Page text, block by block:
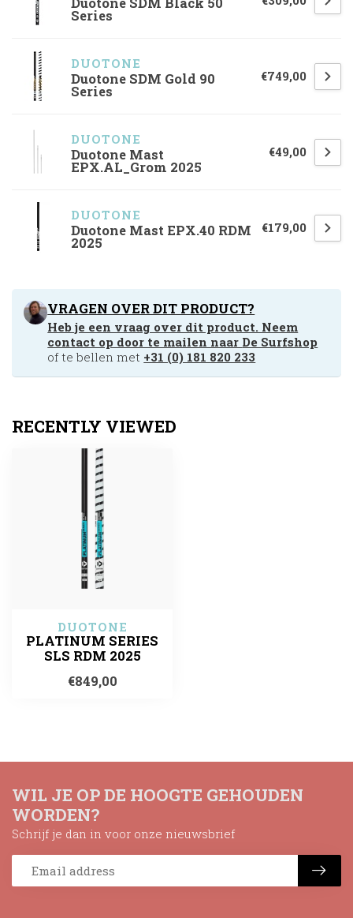
Series
DUOTONE
Duotone SDM Gold 90
Series
€749,00
DUOTONE
Duotone Mast
EPX.AL_Grom 2025
€49,00
DUOTONE
Duotone Mast EPX.40 RDM
2025
€179,00
VRAGEN OVER DIT PRODUCT?
Heb je een vraag over dit product. Neem
contact op door te mailen naar De Surfshop
of te bellen met +31 (0) 181 820 233
RECENTLY VIEWED
DUOTONE
PLATINUM SERIES
SLS RDM 2025
€849,00
WIL JE OP DE HOOGTE GEHOUDEN
WORDEN?
Schrijf je dan in voor onze nieuwsbrief